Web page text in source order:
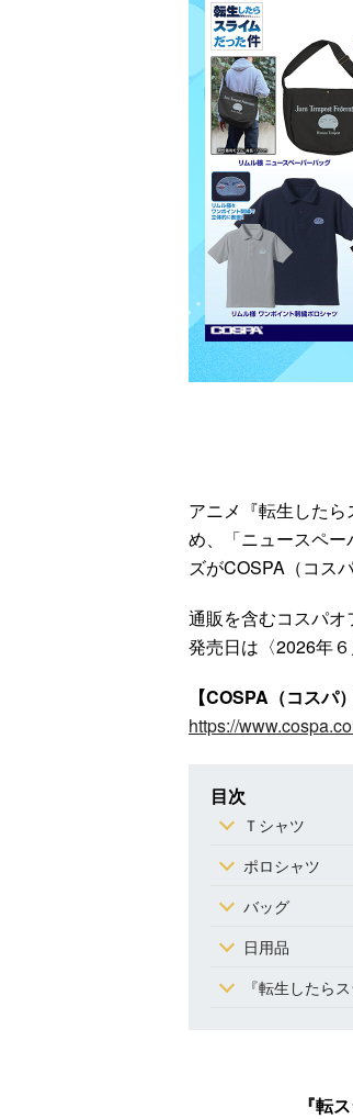
アニメ『転生した
め、「ニュースペ
ズがCOSPA（コス
通販を含むコスパオ
発売日は〈2026年６
【COSPA（コス
https://
目次
Ｔシャツ
ポロシャツ
バッグ
日用品
『転生したら
『転